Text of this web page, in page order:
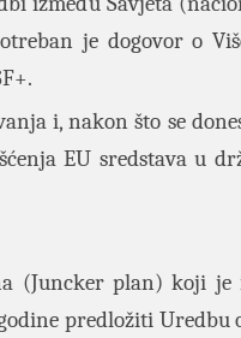
je dogovor o
i, nakon što se
EU sredstava u
(Juncker plan) koji
predložiti